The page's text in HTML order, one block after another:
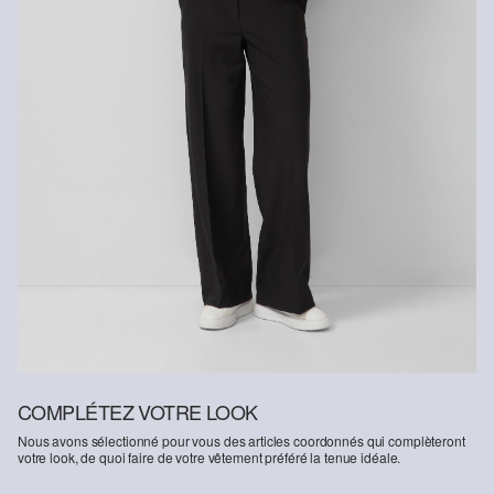
COMPLÉTEZ VOTRE LOOK
Nous avons sélectionné pour vous des articles coordonnés qui complèteront
votre look, de quoi faire de votre vêtement préféré la tenue idéale.